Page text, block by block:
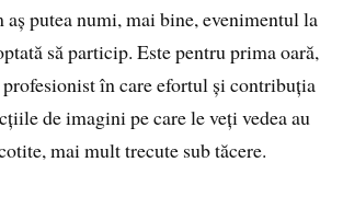
aș putea numi, mai bine, evenimentul la
să particip. Este pentru prima oară,
în care efortul și contribuția
de imagini pe care le veți vedea au
mai mult trecute sub tăcere.